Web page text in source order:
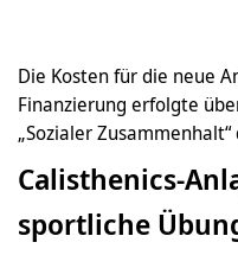
Die Kosten für die neue
Finanzierung erfolgte
„Sozialer
Calisthenics-
sportliche